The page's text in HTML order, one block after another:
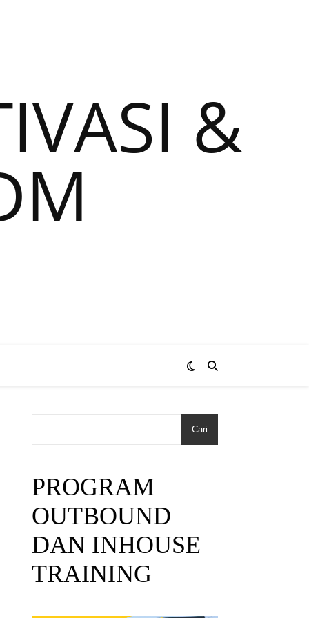
&
Cari
PROGRAM
OUTBOUND
DAN INHOUSE
TRAINING